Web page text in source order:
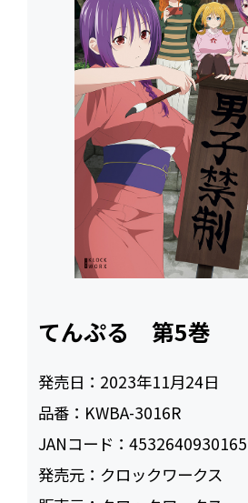
てんぷる 第5巻
発売日： 2023年11月24日
品番： KWBA-3016R
JANコード：4532640930165
発売元： クロックワークス